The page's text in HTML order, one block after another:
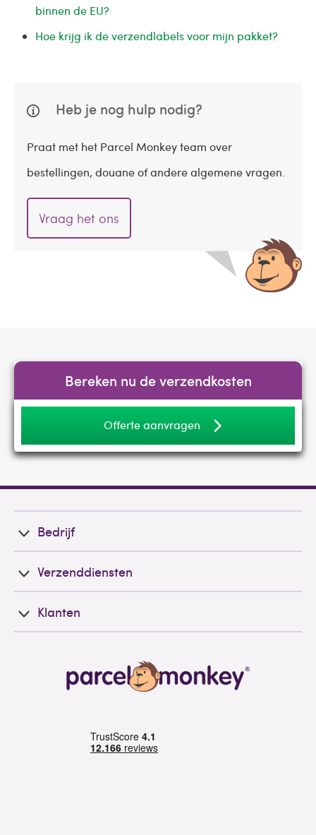
binnen de EU?
Hoe krijg ik de verzendlabels voor mijn pakket?
Heb je nog hulp nodig?
Praat met het Parcel Monkey team over
bestellingen, douane of andere algemene vragen.
Vraag het ons
Bereken nu de verzendkosten
Offerte aanvragen
Bedrijf
Verzenddiensten
Klanten